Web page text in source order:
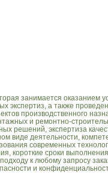
занимается оказанием
экспертиз, а также
производственного
и ремонтно-
решений, экспертиза
виде деятельности,
современных
короткие сроки выполнения
к любому запросу
и